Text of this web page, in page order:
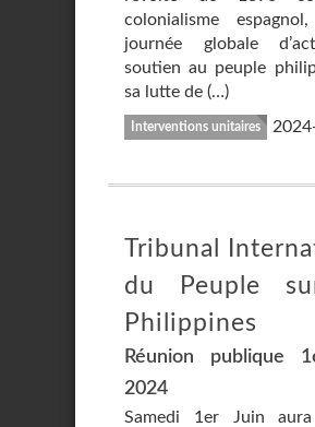
colonialisme
journée globale
soutien au peuple
sa lutte de (…)
Interventions unitaires
Tribunal
du Peuple
Philippines
Réunion publique
2024
Samedi 1er Juin